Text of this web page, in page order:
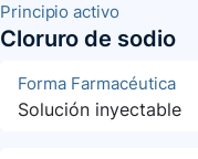
Principio activo
Cloruro de sodio
Forma Farmacéutica
Solución inyectable